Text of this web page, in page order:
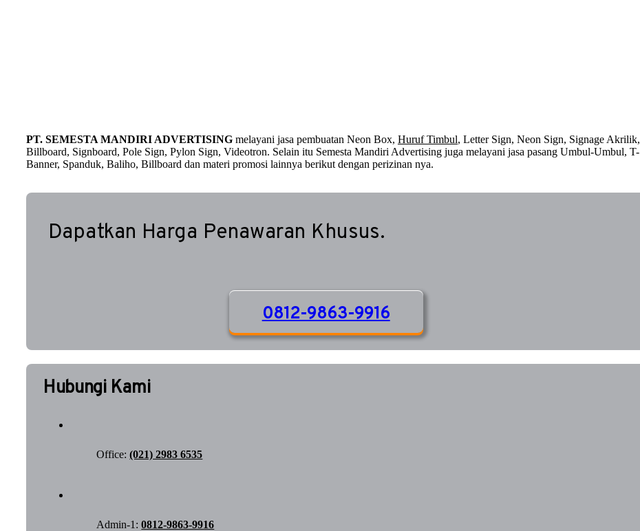
PT. SEMESTA MANDIRI ADVERTISINGmelayani jasa pembuatan Neon Box, Huruf Timbul, Letter Sign, Neon Sign, Signage Akrilik,
Billboard, Signboard, Pole Sign, Pylon Sign, Videotron. Selain itu Semesta Mandiri Advertising juga melayani jasa pasang Umbul-Umbul, T-
Banner, Spanduk, Baliho, Billboard dan materi promosi lainnya berikut dengan perizinan nya.
Dapatkan Harga Penawaran Khusus.
0812-9863-9916
Hubungi Kami
Office:(021) 2983 6535
Admin-1:0812-9863-9916